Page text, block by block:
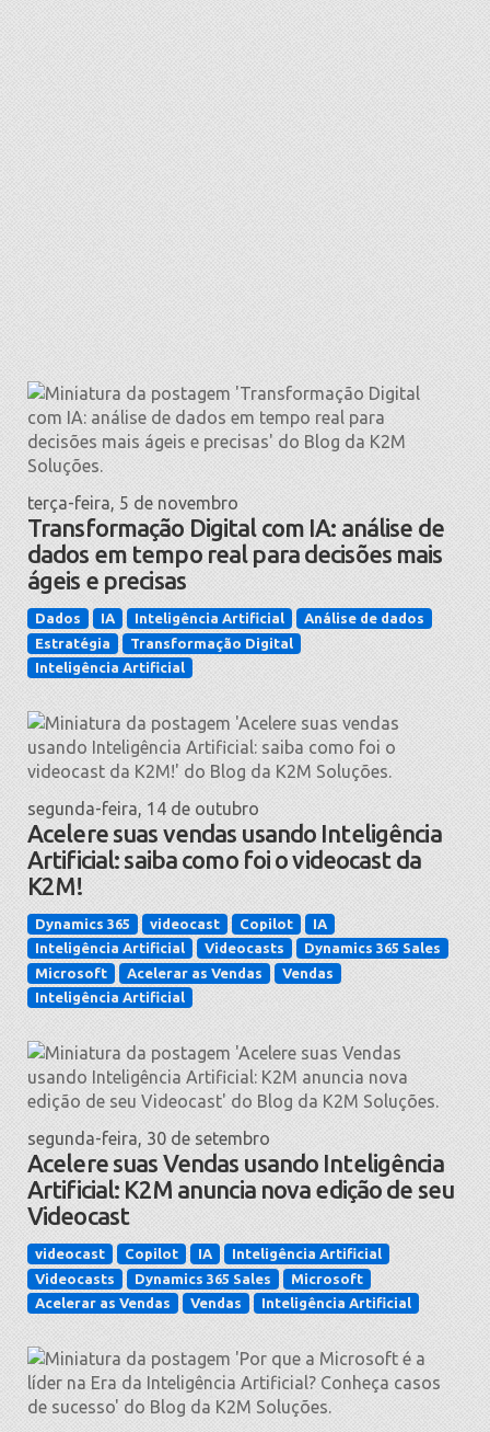
terça-feira, 5 de novembro
Transformação Digital com IA: análise de
dados em tempo real para decisões mais
ágeis e precisas
Dados IA Inteligência Artificial
Análise de dados
Estratégia
Transformação Digital
Inteligência Artificial
segunda-feira, 14 de outubro
Acelere suas vendas usando Inteligência
Artificial: saiba como foi o videocast da
K2M!
Dynamics 365 videocast Copilot
IA
Inteligência Artificial
Videocasts
Dynamics 365 Sales
Microsoft
Acelerar as Vendas
Vendas
Inteligência Artificial
segunda-feira, 30 de setembro
Acelere suas Vendas usando Inteligência
Artificial: K2M anuncia nova edição de seu
Videocast
videocast Copilot IA
Inteligência Artificial
Videocasts
Dynamics 365 Sales
Microsoft
Acelerar as Vendas
Vendas Inteligência Artificial